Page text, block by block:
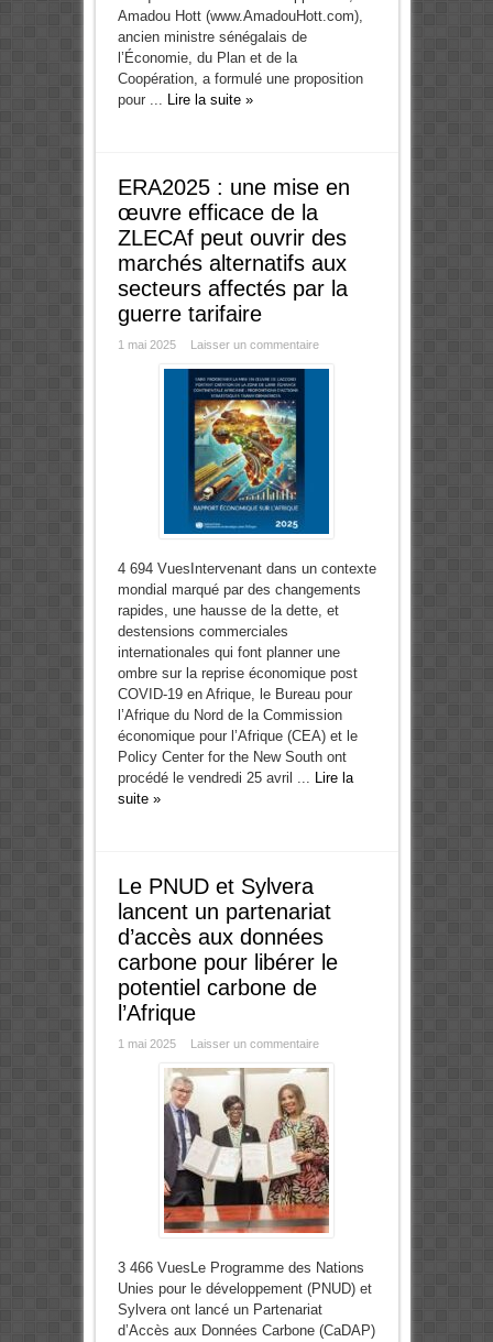
Amadou Hott (www.AmadouHott.com),
ancien ministre sénégalais de
l’Économie, du Plan et de la
Coopération, a formulé une proposition
pour ... Lire la suite »
ERA2025 : une mise en
œuvre efficace de la
ZLECAf peut ouvrir des
marchés alternatifs aux
secteurs affectés par la
guerre tarifaire
1 mai 2025 Laisser un commentaire
4 694 VuesIntervenant dans un contexte
mondial marqué par des changements
rapides, une hausse de la dette, et
destensions commerciales
internationales qui font planner une
ombre sur la reprise économique post
COVID-19 en Afrique, le Bureau pour
l’Afrique du Nord de la Commission
économique pour l’Afrique (CEA) et le
Policy Center for the New South ont
procédé le vendredi 25 avril ... Lire la
suite »
Le PNUD et Sylvera
lancent un partenariat
d’accès aux données
carbone pour libérer le
potentiel carbone de
l’Afrique
1 mai 2025 Laisser un commentaire
3 466 VuesLe Programme des Nations
Unies pour le développement (PNUD) et
Sylvera ont lancé un Partenariat
d’Accès aux Données Carbone (CaDAP)